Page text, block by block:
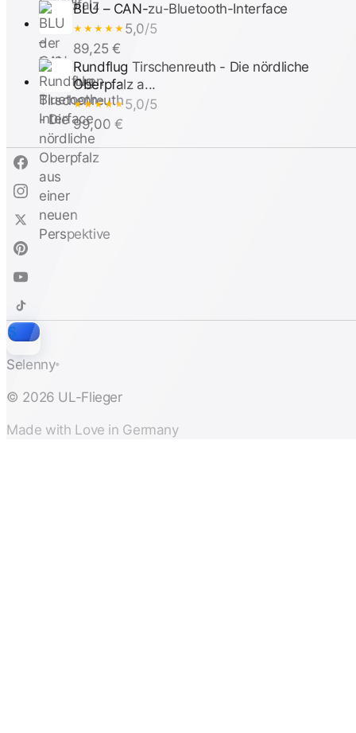
BLU – CAN-zu-Bluetooth-Interface
★★★★★ 5,0/5
89,25 €
Rundflug Tirschenreuth - Die nördliche
Oberpfalz a...
★★★★★ 5,0/5
99,00 €
S
Selenny®
© 2026 UL-Flieger
Made with Love in Germany